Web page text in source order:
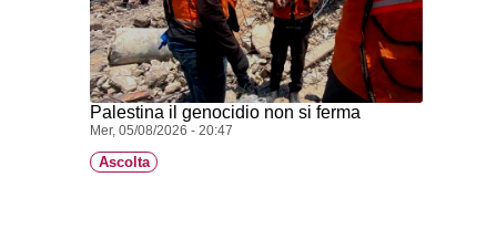
Palestina il genocidio non si ferma
Mer, 05/08/2026 - 20:47
Ascolta